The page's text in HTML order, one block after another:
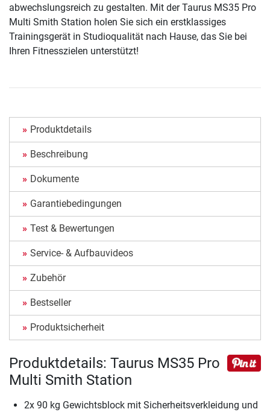
abwechslungsreich zu gestalten. Mit der Taurus MS35 Pro
Multi Smith Station holen Sie sich ein erstklassiges
Trainingsgerät in Studioqualität nach Hause, das Sie bei
Ihren Fitnesszielen unterstützt!
Produktdetails
Beschreibung
Dokumente
Garantiebedingungen
Test & Bewertungen
Service- & Aufbauvideos
Zubehör
Bestseller
Produktsicherheit
Produktdetails: Taurus MS35 Pro
Multi Smith Station
2x 90 kg Gewichtsblock mit Sicherheitsverkleidung und